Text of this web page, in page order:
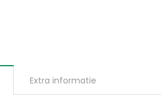
Extra informatie